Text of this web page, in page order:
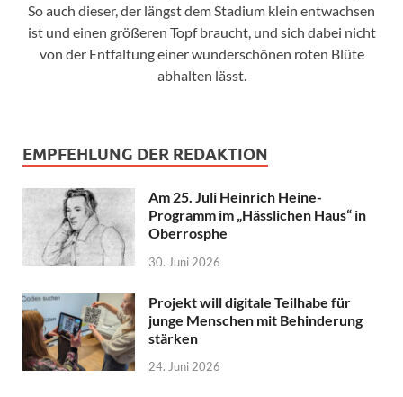
So auch dieser, der längst dem Stadium klein entwachsen
ist und einen größeren Topf braucht, und sich dabei nicht
von der Entfaltung einer wunderschönen roten Blüte
abhalten lässt.
EMPFEHLUNG DER REDAKTION
Am 25. Juli Heinrich Heine-
Programm im „Hässlichen Haus“ in
Oberrosphe
30. Juni 2026
Projekt will digitale Teilhabe für
junge Menschen mit Behinderung
stärken
24. Juni 2026